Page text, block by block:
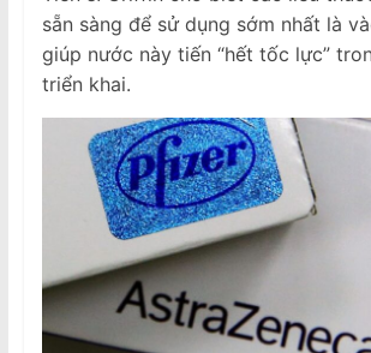
sẵn sàng để sử dụng sớm nhất là
giúp nước này tiến “hết tốc lực”
triển khai.